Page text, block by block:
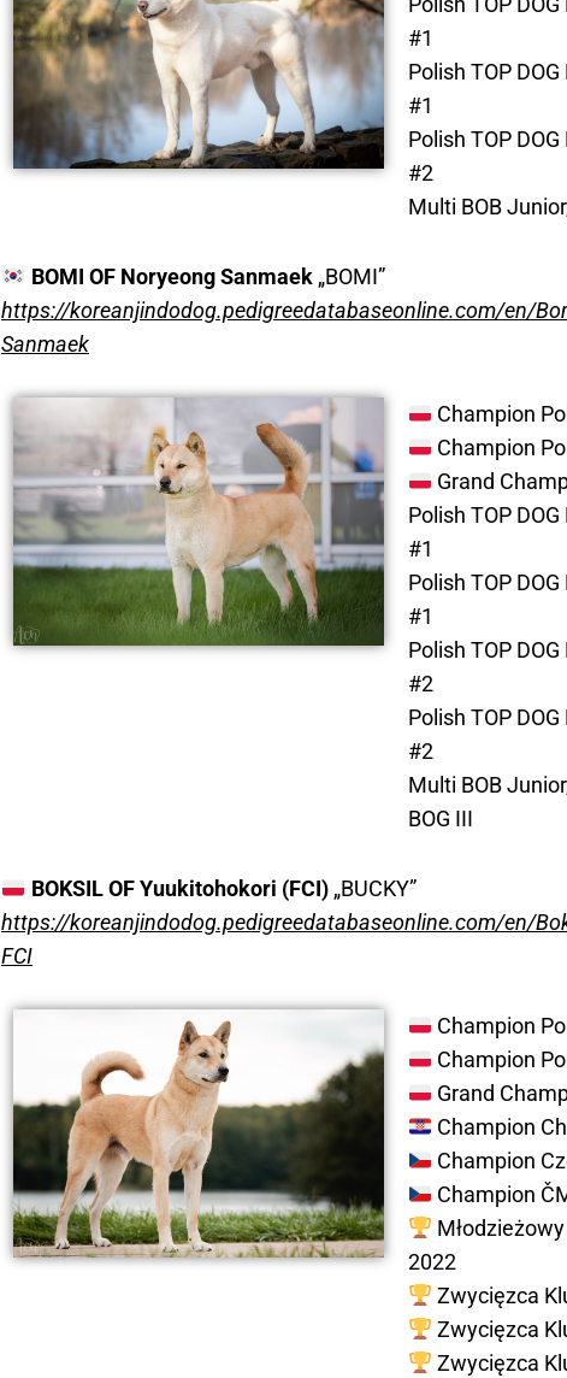
#1
Polish TOP
#1
Polish TOP
#2
Multi BOB
BOMI OF Noryeong Sanmaek„BOMI”
https://koreanjindodog.pedigreedatabaseonline.com/en/
Sanmaek
Champion
Champion
Grand
Polish TOP
#1
Polish TOP
#1
Polish TOP
#2
Polish TOP
#2
Multi BOB
BOG III
BOKSIL OF Yuukitohokori (FCI)„BUCKY”
https://koreanjindodog.pedigreedatabaseonline.com/en/
FCI
Champion
Champion
Grand
Champion
Champion
Champion
2022
Zwycięzca
Zwycięzca
Zwycięzca